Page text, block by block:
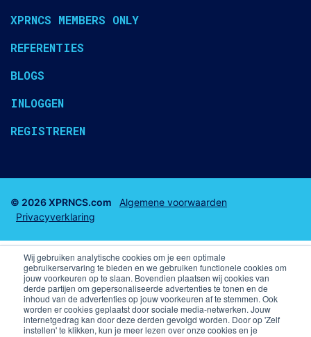
Wij gebruiken analytische cookies om je een optimale
gebruikerservaring te bieden en we gebruiken functionele cookies om
jouw voorkeuren op te slaan. Bovendien plaatsen wij cookies van
derde partijen om gepersonaliseerde advertenties te tonen en de
inhoud van de advertenties op jouw voorkeuren af te stemmen. Ook
worden er cookies geplaatst door sociale media-netwerken. Jouw
internetgedrag kan door deze derden gevolgd worden. Door op 'Zelf
instellen' te klikken, kun je meer lezen over onze cookies en je
XPRNCS MEMBERS ONLY
REFERENTIES
BLOGS
INLOGGEN
REGISTREREN
© 2026 XPRNCS.com
Algemene voorwaarden
Privacyverklaring
Business club tickets
Business Seats
F1 arrangementen
Voetbal arrangementen